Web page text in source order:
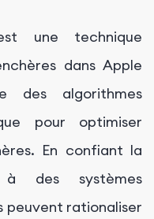
une technique
dans Apple
des algorithmes
pour optimiser
En confiant la
des systèmes
peuvent rationaliser